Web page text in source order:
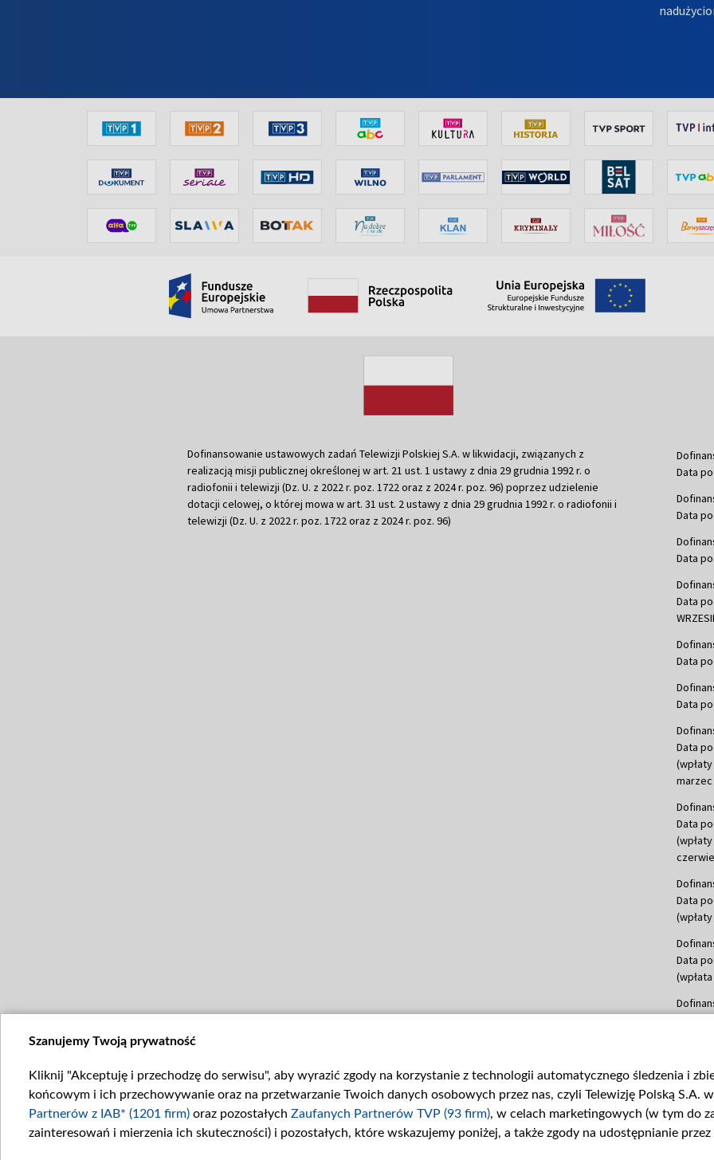
Dofinansowanie ustawowych zadań Telewizji Polskiej S.A. w likwidacji, związanych z
realizacją misji publicznej określonej w art. 21 ust. 1 ustawy z dnia 29 grudnia 1992 r. o
radiofonii i telewizji (Dz. U. z 2022 r. poz. 1722 oraz z 2024 r. poz. 96) poprzez udzielenie
dotacji celowej, o której mowa w art. 31 ust. 2 ustawy z dnia 29 grudnia 1992 r. o radiofonii i
telewizji (Dz. U. z 2022 r. poz. 1722 oraz z 2024 r. poz. 96)
Data
Data
Data
Data
Data
Data
Data
marzec
Data
Data
Data
Data
Szanujemy Twoją prywatność
Kliknij "Akceptuję i przechodzę do serwisu", aby wyrazić zgody na korzystanie z technologii automatycznego śledzenia i
końcowym i ich przechowywanie oraz na przetwarzanie Twoich danych osobowych przez nas, czyli Telewizję Polską S.A.
Partnerów z IAB* (1201 firm) oraz pozostałych Zaufanych Partnerów TVP (93 firm), w celach marketingowych (w tym do
zainteresowań i mierzenia ich skuteczności) i pozostałych, które wskazujemy poniżej, a także zgody na udostępnianie